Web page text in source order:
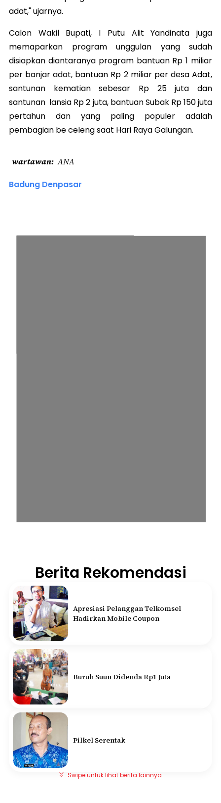
adat," ujarnya.
Calon Wakil Bupati, I Putu Alit Yandinata juga
memaparkan program unggulan yang sudah
disiapkan diantaranya program bantuan Rp 1 miliar
per banjar adat, bantuan Rp 2 miliar per desa Adat,
santunan kematian sebesar Rp 25 juta dan
santunan lansia Rp 2 juta, bantuan Subak Rp 150 juta
pertahun dan yang paling populer adalah
pembagian be celeng saat Hari Raya Galungan.
wartawan ANA
Badung Denpasar
Berita Rekomendasi
Apresiasi Pelanggan Telkomsel
Hadirkan Mobile Coupon
Buruh Suun Didenda Rp1 Juta
Pilkel Serentak
Swipe untuk lihat berita lainnya